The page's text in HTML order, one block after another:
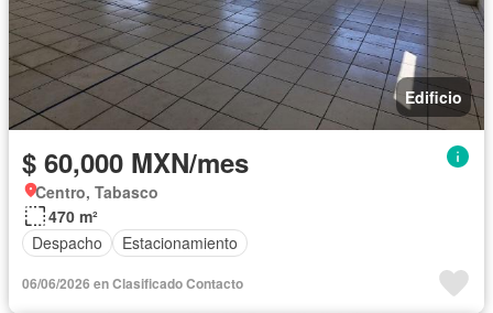
Edificio
$ 60,000 MXN/mes
Centro, Tabasco
470 m²
Despacho
Estacionamiento
06/06/2026 en Clasificado Contacto